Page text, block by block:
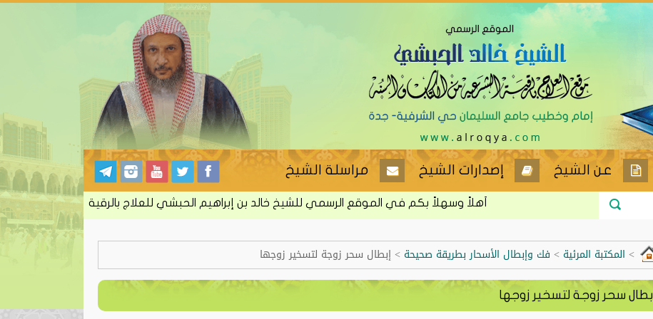
عن الشيخ إصدارات الشيخ مراسلة الشيخ
أهلاً وسهلاً بكم في الموقع الرسمي للشيخ خالد بن إبراهيم الحبشي للعلاج بالرقية الشرعية من الكتاب
> المكتبة المرئية > فك وإبطال الأسحار بطريقة صحيحة > إبطال سحر زوجة لتسخير زوجها
إبطال سحر زوجة لتسخير زوجها